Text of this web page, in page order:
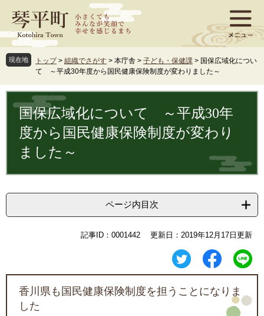
ジ
先
頭
す
ュ
を
飛
し
現在地 トップ > 組織でさがす > 本庁舎 > 子ども・保健課 > 国保広域化につい
て ～平成30年度から国民健康保険制度が変わりました～
文
国保広域化について ～平成30年
度から国民健康保険制度が変わり
ました～
ページ内目次
記事ID：0001442 更新日：2019年12月17日更新
香川県も国民健康保険制度を担うことになりま
した